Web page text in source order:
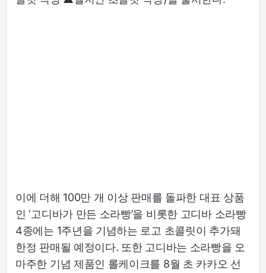
이에 더해 100만 개 이상 판매를 돌파한 대표 상품
인 ‘고디바가 만든 소라빵’을 비롯한 고디바 소라빵
4종에는 1주년을 기념하는 로고 초콜릿이 추가돼
한정 판매될 예정이다. 또한 고디바는 소라빵을 오
마주한 기념 제품인 롤케이크를 8월 초 카카오 선